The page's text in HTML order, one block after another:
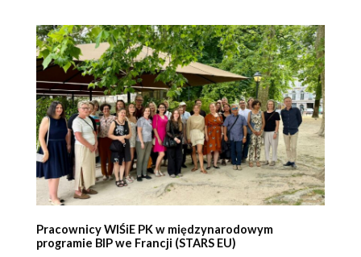
Pracownicy WIŚiE PK w międzynarodowym
programie BIP we Francji (STARS EU)